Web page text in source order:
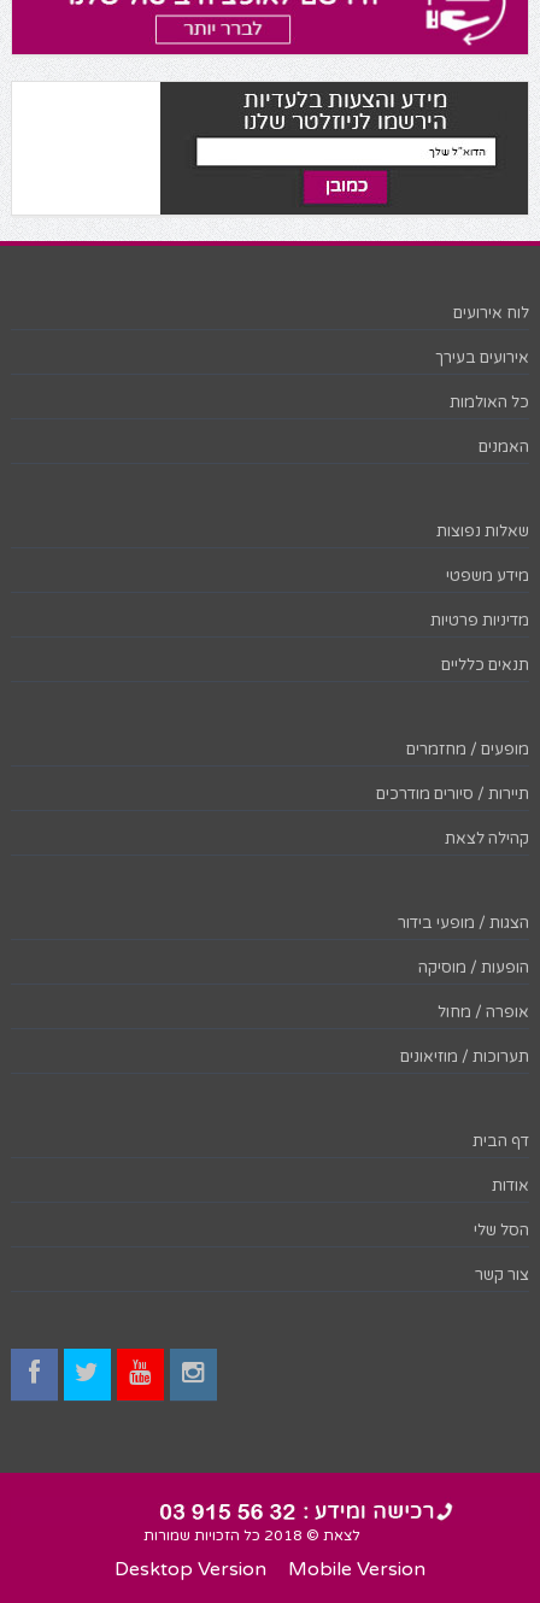
לוח אירועים
אירועים בעירך
כל האולמות
האמנים
שאלות נפוצות
מידע משפטי
מדיניות פרטיות
תנאים כלליים
מופעים / מחזמרים
תיירות / סיורים מודרכים
קהילה לצאת
הצגות / מופעי בידור
הופעות / מוסיקה
אופרה / מחול
תערוכות / מוזיאונים
דף הבית
אודות
הסל שלי
צור קשר
לצאת © 2018 כל הזכויות שמורות
Desktop Version Mobile Version